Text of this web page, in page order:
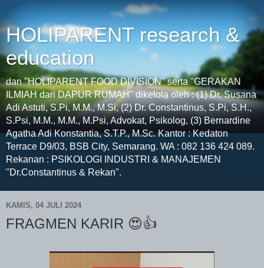
HOLIPARENT research &
education
dan "HOLIPARENT FOOD DIVISION" serta "GERAKAN
ILMIAH dari DAPUR RUMAH" dikelola oleh : (1) Dr. Susana
Adi Astuti, S.Pi, M.M., M.Si, (2) Dr. Constantinus, S.Pi, S.H.,
S.Psi, M.M., M.M., M.Psi, Advokat, Psikolog, (3) Bernardine
Agatha Adi Konstantia, S.T.P., M.Sc. Kantor : Kedaton
Terrace D9/03, BSB City, Semarang. WA : 082 136 424 089.
Rekanan : PSIKOLOGI INDUSTRI & MANAJEMEN
"Dr.Constantinus & Rekan".
KAMIS, 04 JULI 2024
FRAGMEN KARIR 😍👍